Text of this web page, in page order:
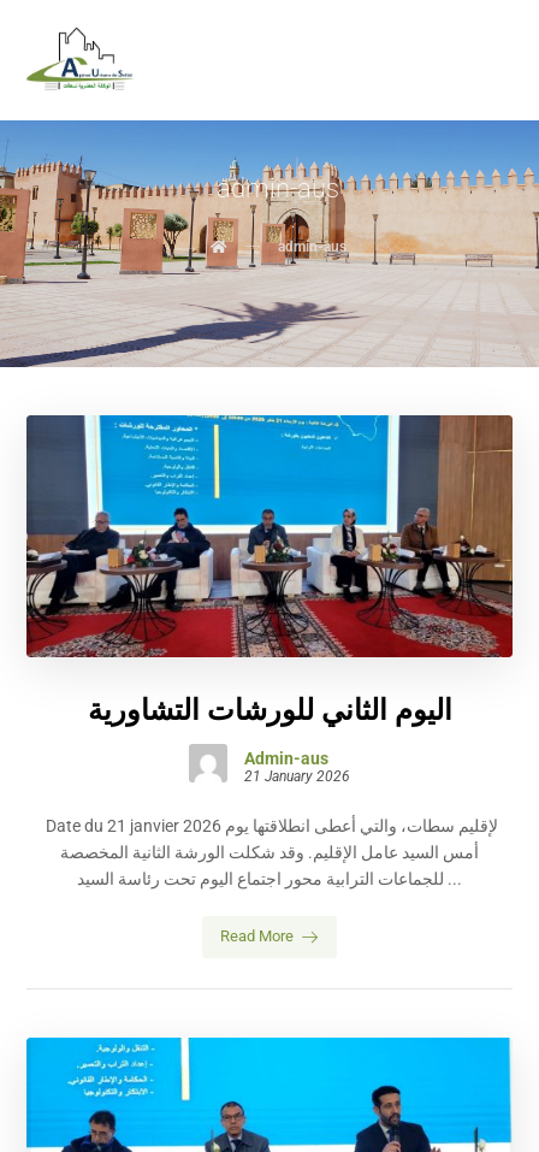
admin-aus
admin-aus
اليوم الثاني للورشات التشاورية
Admin-aus
21 January 2026
Date du 21 janvier 2026 لإقليم سطات، والتي أعطى انطلاقتها يوم
أمس السيد عامل الإقليم. وقد شكلت الورشة الثانية المخصصة
للجماعات الترابية محور اجتماع اليوم تحت رئاسة السيد ...
Read More